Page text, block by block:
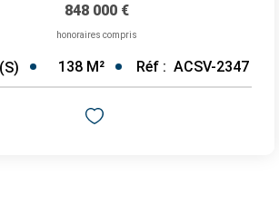
848 000 €
honoraires compris
138 M² Réf : ACSV-2347